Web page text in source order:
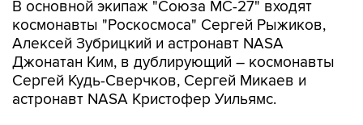
Алексей Зубрицкий и астронавт NASA
Джонатан Ким, в дублирующий – космонавты
Сергей Кудь-Сверчков, Сергей Микаев и
астронавт NASA Кристофер Уильямс.
Роскосмос МКС Союз МС-27 Союз-2.1а